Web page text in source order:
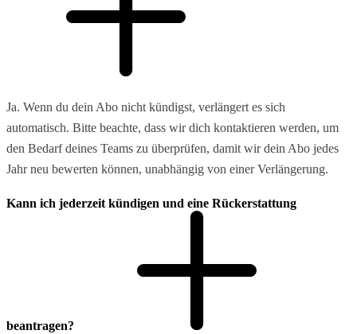
Ja. Wenn du dein Abo nicht kündigst, verlängert es sich
automatisch. Bitte beachte, dass wir dich kontaktieren werden, um
den Bedarf deines Teams zu überprüfen, damit wir dein Abo jedes
Jahr neu bewerten können, unabhängig von einer Verlängerung.
Kann ich jederzeit kündigen und eine Rückerstattung
beantragen?